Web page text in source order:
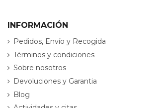
INFORMACIÓN
Pedidos, Envío y Recogida
Términos y condiciones
Sobre nosotros
Devoluciones y Garantia
Blog